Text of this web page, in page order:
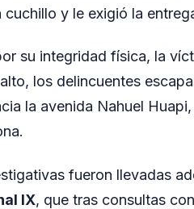
cuchillo y le exigió la
su integridad física, la
los delincuentes
la avenida Nahuel
fueron llevadas
IX, que tras consultas